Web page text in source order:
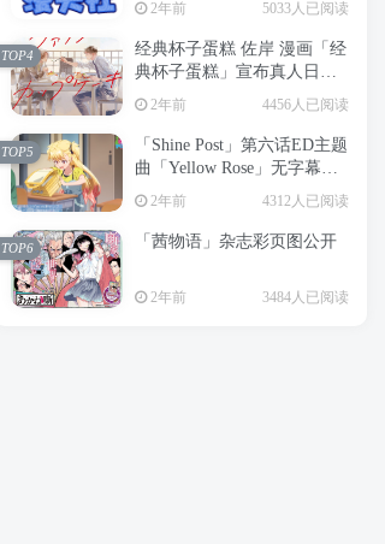
2年前 5033人已阅读
经典杯子蛋糕 佐岸 漫画「经
典杯子蛋糕」宣布真人日剧
化
2年前 4456人已阅读
TOP4
「Shine Post」第六话ED主题
曲「Yellow Rose」无字幕MV
公开
2年前 4312人已阅读
TOP5
「茜物语」杂志彩页图公开
2年前 3484人已阅读
TOP6
overlord卢贝多的龙王谁厉害
「Overlord」露普斯蕾琪娜·贝塔手办开...
申鹤原神wiki 申鹤诞辰祭
2年前 6194人已阅读
TOP2
APP下载
2年前 5033人已阅读
TOP3
经典杯子蛋糕 佐岸 漫画「经
典杯子蛋糕」宣布真人日剧
TOP4